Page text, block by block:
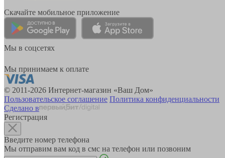
Скачайте мобильное приложение
Мы в соцсетях
Мы принимаем к оплате
© 2011-2026 Интернет-магазин «Ваш Дом»
Пользовательское соглашение Политика конфиденциальности
Сделано в
Регистрация
Введите номер телефона
Мы отправим вам код в смс на телефон или позвоним